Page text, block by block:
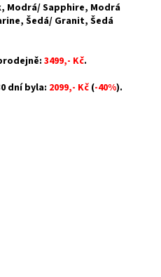
Modrá/ Sapphire, Modrá
Šedá/ Granit, Šedá
3499,- Kč.
dní byla: 2099,- Kč (-40%).